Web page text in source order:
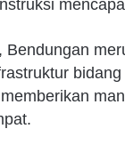
Bendungan